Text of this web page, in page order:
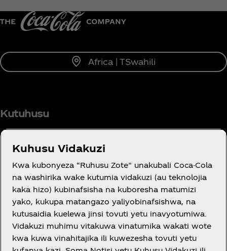
Africa | TSwahili
Kutuhusu
JE, UNAHITAJI USAIDIZI?
SHERIA
Kuhusu Vidakuzi
Kwa kubonyeza “Ruhusu Zote” unakubali Coca-Cola
na washirika wake kutumia vidakuzi (au teknolojia
kaka hizo) kubinafsisha na kuboresha matumizi
yako, kukupa matangazo yaliyobinafsishwa, na
kutusaidia kuelewa jinsi tovuti yetu inavyotumiwa.
Vidakuzi muhimu vitakuwa vinatumika wakati wote
kwa kuwa vinahitajika ili kuwezesha tovuti yetu